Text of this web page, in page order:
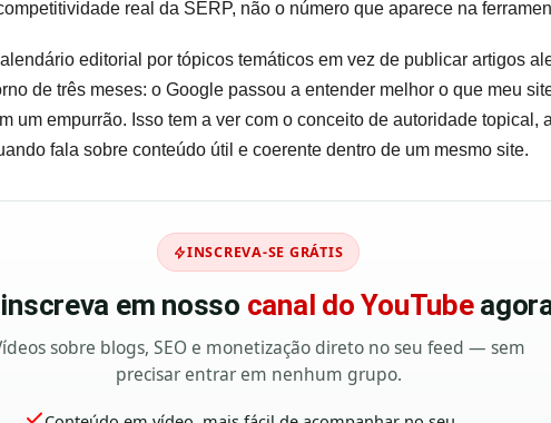
real da SERP, não o número que aparece na
editorial por tópicos temáticos em vez de publicar artigos
de três meses: o Google passou a entender melhor o que meu
um empurrão. Isso tem a ver com o conceito de autoridade topical,
fala sobre conteúdo útil e coerente dentro de um mesmo site.
INSCREVA-SE GRÁTIS
inscreva em nosso canal do YouTube
sobre blogs, SEO e monetização direto no seu feed — sem
precisar entrar em nenhum grupo.